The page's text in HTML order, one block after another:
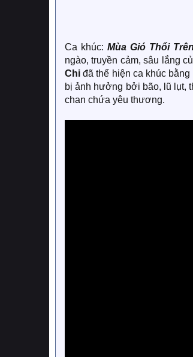
Ca khúc:Mùa Gió Thổi
ngào, truyền cảm, sâu lắng
Chi đã thể hiện ca khúc
bị ảnh hưởng bởi bão, lũ lụt,
chan chứa yêu thương.